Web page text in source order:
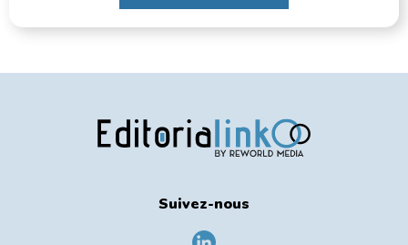
Suivez-nous